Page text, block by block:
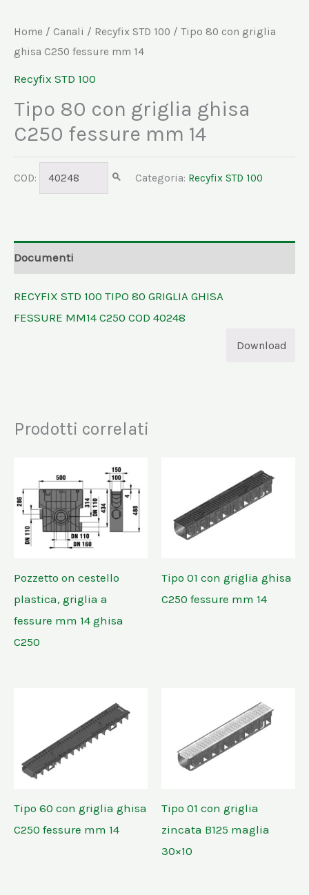
Home / Canali / Recyfix STD 100 / Tipo 80 con griglia
ghisa C250 fessure mm 14
Recyfix STD 100
Tipo 80 con griglia ghisa
C250 fessure mm 14
COD: 40248 Categoria: Recyfix STD 100
Documenti
RECYFIX STD 100 TIPO 80 GRIGLIA GHISA
FESSURE MM14 C250 COD 40248
Download
Prodotti correlati
Pozzetto on cestello
plastica, griglia a
fessure mm 14 ghisa
C250
Tipo 01 con griglia ghisa
C250 fessure mm 14
Tipo 60 con griglia ghisa
C250 fessure mm 14
Tipo 01 con griglia
zincata B125 maglia
30×10